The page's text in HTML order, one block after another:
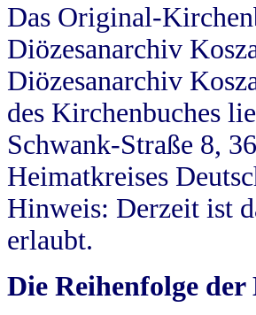
Das Original-
Diözesanarchiv
Diözesanarchiv
des Kirchenbuches
Schwank-Straße 8,
Heimatkreises
Hinweis: Derzeit ist
erlaubt.
Die Reihenfolge